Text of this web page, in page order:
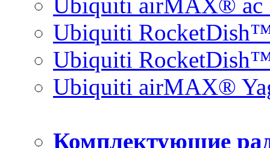
Ubiquiti
Ubiquiti
Ubiquiti airMAX®
Комплектующие